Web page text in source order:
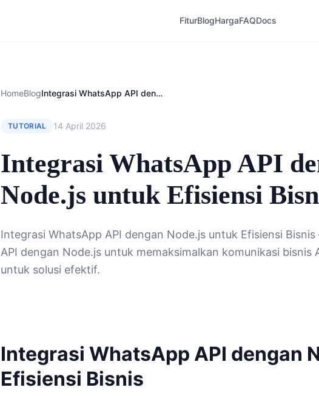
FiturBlogHargaFAQDocs
HomeBlog Integrasi WhatsApp API dengan Node.js untuk Efisiensi Bisnis
TUTORIAL 14 April 2026
Integrasi WhatsApp API
Node.js untuk Efisiensi
Integrasi WhatsApp API dengan Node.js untuk Efisiensi
API dengan Node.js untuk memaksimalkan komunikasi bisnis
untuk solusi efektif.
Integrasi WhatsApp API dengan
Efisiensi Bisnis